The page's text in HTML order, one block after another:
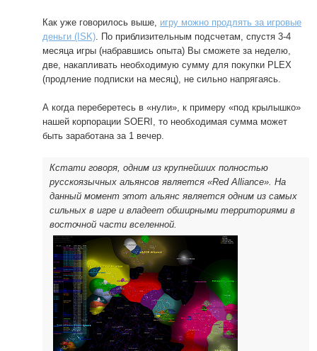
Как уже говорилось выше, игру можно продлять за игровые
деньги (ISK). По приблизительным подсчетам, спустя 3-4
месяца игры (набравшись опыта) Вы сможете за неделю,
две, накапливать необходимую сумму для покупки PLEX
(продление подписки на месяц), не сильно напрягаясь.
А когда переберетесь в «нули», к примеру «под крылышко»
нашей корпорации SOERI, то необходимая сумма может
быть заработана за 1 вечер.
Кстати говоря, одним из крупнейших полностью
русскоязычных альянсов является «Red Alliance». На
данный момент этот альянс является одним из самых
сильных в игре и владеет обширными территориями в
восточной части вселенной.